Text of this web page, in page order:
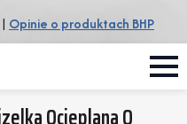
| Opinie o produktach BHP